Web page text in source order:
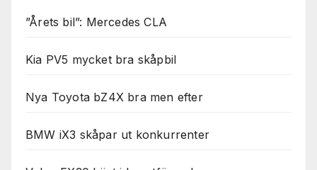
”Årets bil”: Mercedes CLA
Kia PV5 mycket bra skåpbil
Nya Toyota bZ4X bra men efter
BMW iX3 skåpar ut konkurrenter